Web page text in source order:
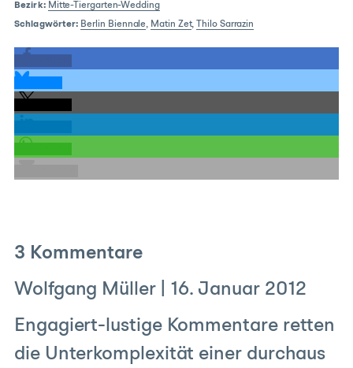
Bezirk: Mitte-Tiergarten-Wedding
Schlagwörter: Berlin Biennale, Matin Zet, Thilo Sarrazin
3 Kommentare
Wolfgang Müller
16. Januar 2012
Engagiert-lustige Kommentare retten
die Unterkomplexität einer durchaus